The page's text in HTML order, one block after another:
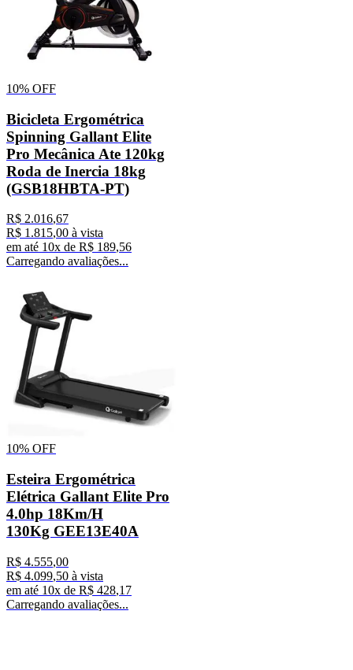
10% OFF
Bicicleta Ergométrica
Spinning Gallant Elite
Pro Mecânica Ate 120kg
Roda de Inercia 18kg
(GSB18HBTA-PT)
R$ 2.016,67
R$ 1 .815,00 à vista
em até 10x de R$ 189,56
Carregando avaliações...
10% OFF
Esteira Ergométrica
Elétrica Gallant Elite Pro
4.0hp 18Km/H
130Kg GEE13E40A
R$ 4.555,00
R$ 4.099,50 à vista
em até 10x de R$ 428,17
Carregando avaliações...